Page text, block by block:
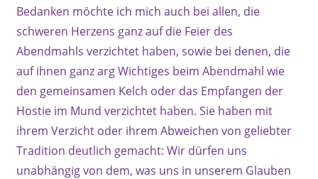
Bedanken möchte ich mich auch bei allen, die
schweren Herzens ganz auf die Feier des
Abendmahls verzichtet haben, sowie bei denen, die
auf ihnen ganz arg Wichtiges beim Abendmahl wie
den gemeinsamen Kelch oder das Empfangen der
Hostie im Mund verzichtet haben. Sie haben mit
ihrem Verzicht oder ihrem Abweichen von geliebter
Tradition deutlich gemacht: Wir dürfen uns
unabhängig von dem, was uns in unserem Glauben